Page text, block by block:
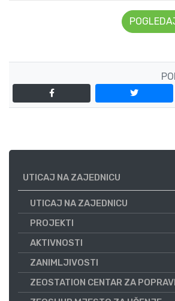
UTICAJ NA ZAJEDNICU
UTICAJ NA ZAJEDNICU
PROJEKTI
AKTIVNOSTI
ZANIMLJIVOSTI
ZEOSTATION CENTAR ZA